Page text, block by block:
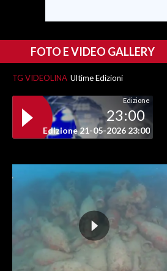
FOTO E VIDEO GALLERY
TG VIDEOLINA Ultime Edizioni
Edizione
23:00
Edizione 21-05-2026 23:00